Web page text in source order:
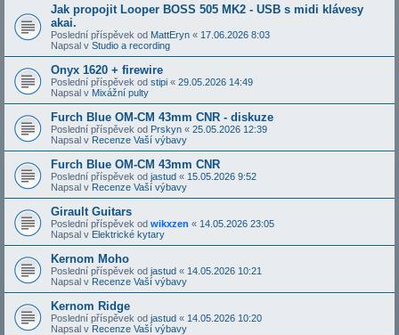
Jak propojit Looper BOSS 505 MK2 - USB s midi klávesy
akai.
Poslední příspěvek od MattEryn « 17.06.2026 8:03
Napsal v Studio a recording
Onyx 1620 + firewire
Poslední příspěvek od stipi « 29.05.2026 14:49
Napsal v Mixážní pulty
Furch Blue OM-CM 43mm CNR - diskuze
Poslední příspěvek od Prskyn « 25.05.2026 12:39
Napsal v Recenze Vaší výbavy
Furch Blue OM-CM 43mm CNR
Poslední příspěvek od jastud « 15.05.2026 9:52
Napsal v Recenze Vaší výbavy
Girault Guitars
Poslední příspěvek od wikxzen « 14.05.2026 23:05
Napsal v Elektrické kytary
Kernom Moho
Poslední příspěvek od jastud « 14.05.2026 10:21
Napsal v Recenze Vaší výbavy
Kernom Ridge
Poslední příspěvek od jastud « 14.05.2026 10:20
Napsal v Recenze Vaší výbavy